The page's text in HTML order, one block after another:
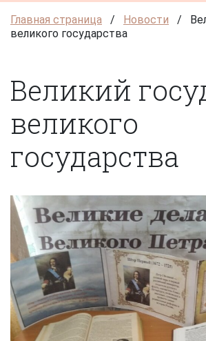
Главная страница / Новости /
великого государства
Великий
великого
государства